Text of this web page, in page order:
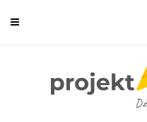
Chcesz być na bieżąco?
prześlemy Ci